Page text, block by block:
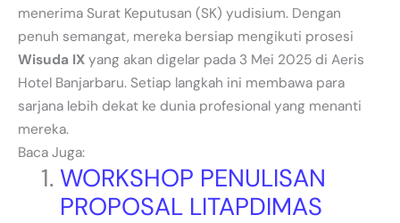
menerima Surat Keputusan (SK) yudisium. Dengan
penuh semangat, mereka bersiap mengikuti prosesi
Wisuda IX yang akan digelar pada 3 Mei 2025 di Aeris
Hotel Banjarbaru. Setiap langkah ini membawa para
sarjana lebih dekat ke dunia profesional yang menanti
mereka.
Baca Juga:
WORKSHOP PENULISAN
PROPOSAL LITAPDIMAS